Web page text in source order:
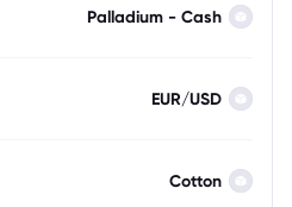
Palladium - Cash
EUR/USD
Cotton